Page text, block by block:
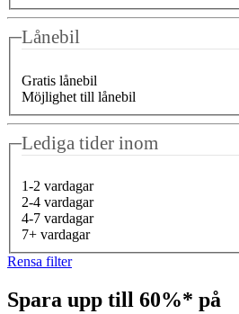
Lånebil
Gratis lånebil
Möjlighet till lånebil
Lediga tider inom
1-2 vardagar
2-4 vardagar
4-7 vardagar
7+ vardagar
Rensa filter
Spara upp till 60%* på